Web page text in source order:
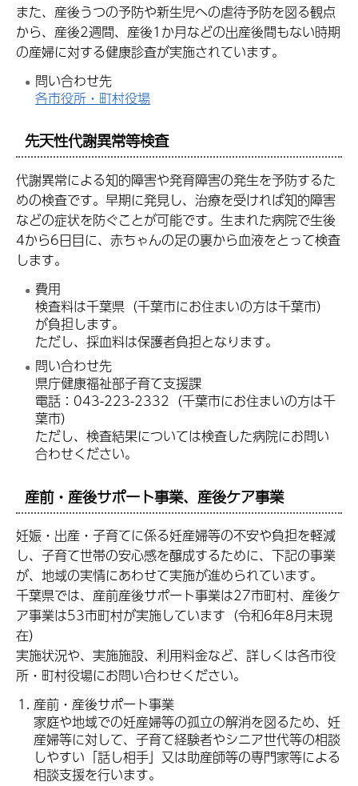
また、産後うつの予防や新生児への虐待予防を図る観点
から、産後2週間、産後1か月などの出産後間もない時期
の産婦に対する健康診査が実施されています。
問い合わせ先
各市役所・町村役場
先天性代謝異常等検査
代謝異常による知的障害や発育障害の発生を予防するた
めの検査です。早期に発見し、治療を受ければ知的障害
などの症状を防ぐことが可能です。生まれた病院で生後
4から6日目に、赤ちゃんの足の裏から血液をとって検査
します。
費用
検査料は千葉県（千葉市にお住まいの方は千葉市）
が負担します。
ただし、採血料は保護者負担となります。
問い合わせ先
県庁健康福祉部子育て支援課
電話：043-223-2332（千葉市にお住まいの方は千
葉市）
ただし、検査結果については検査した病院にお問い
合わせください。
産前・産後サポート事業、産後ケア事業
妊娠・出産・子育てに係る妊産婦等の不安や負担を軽減
し、子育て世帯の安心感を醸成するために、下記の事業
が、地域の実情にあわせて実施が進められています。
千葉県では、産前産後サポート事業は27市町村、産後ケ
ア事業は53市町村が実施しています（令和6年8月末現
在）
実施状況や、実施施設、利用料金など、詳しくは各市役
所・町村役場にお問い合わせください。
産前・産後サポート事業
家庭や地域での妊産婦等の孤立の解消を図るため、妊
産婦等に対して、子育て経験者やシニア世代等の相談
しやすい「話し相手」又は助産師等の専門家等による
相談支援を行います。